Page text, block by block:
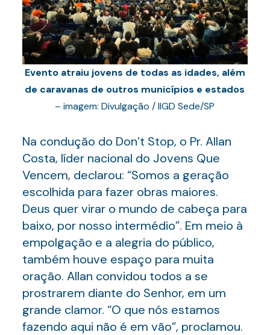
Evento atraiu jovens de todas as idades, além
de caravanas de outros municípios e estados
– imagem: Divulgação / IIGD Sede/SP
Na condução do Don’t Stop, o Pr. Allan
Costa, líder nacional do Jovens Que
Vencem, declarou: “Somos a geração
escolhida para fazer obras maiores.
Deus quer virar o mundo de cabeça para
baixo, por nosso intermédio”. Em meio à
empolgação e a alegria do público,
também houve espaço para muita
oração. Allan convidou todos a se
prostrarem diante do Senhor, em um
grande clamor. “O que nós estamos
fazendo aqui não é em vão”, proclamou.